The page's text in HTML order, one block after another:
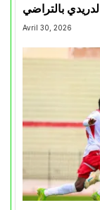
بالتراضي
Avril 30, 2026